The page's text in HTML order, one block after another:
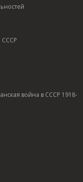
СССР
война в СССР 1918-